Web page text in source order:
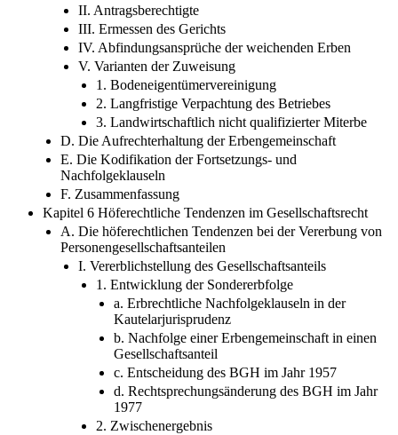
II. Antragsberechtigte
III. Ermessen des Gerichts
IV. Abfindungsansprüche der weichenden Erben
V. Varianten der Zuweisung
1. Bodeneigentümervereinigung
2. Langfristige Verpachtung des Betriebes
3. Landwirtschaftlich nicht qualifizierter Miterbe
D. Die Aufrechterhaltung der Erbengemeinschaft
E. Die Kodifikation der Fortsetzungs- und
Nachfolgeklauseln
F. Zusammenfassung
Kapitel 6 Höferechtliche Tendenzen im Gesellschaftsrecht
A. Die höferechtlichen Tendenzen bei der Vererbung von
Personengesellschaftsanteilen
I. Vererblichstellung des Gesellschaftsanteils
1. Entwicklung der Sondererbfolge
a. Erbrechtliche Nachfolgeklauseln in der
Kautelarjurisprudenz
b. Nachfolge einer Erbengemeinschaft in einen
Gesellschaftsanteil
c. Entscheidung des BGH im Jahr 1957
d. Rechtsprechungsänderung des BGH im Jahr
1977
2. Zwischenergebnis